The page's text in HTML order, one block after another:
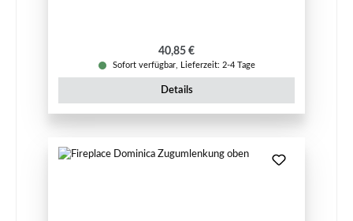
Regulärer Preis:
40,85 €
Sofort verfügbar, Lieferzeit: 2-4 Tage
Details